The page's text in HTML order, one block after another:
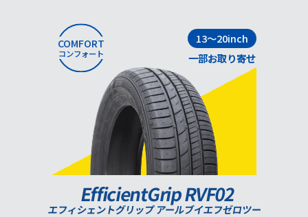
COMFORT
コンフォート
13～20inch
一部お取り寄せ
EfficientGrip RVF02
エフィシェントグリップ アールブイエフゼロツー